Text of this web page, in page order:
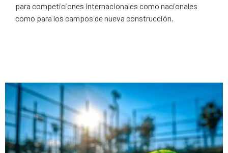
para competiciones internacionales como nacionales
como para los campos de nueva construcción.